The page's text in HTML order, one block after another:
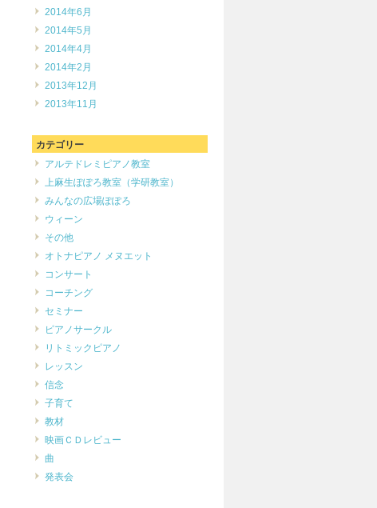
2014年6月
2014年5月
2014年4月
2014年2月
2013年12月
2013年11月
カテゴリー
アルテドレミピアノ教室
上麻生ぽぽろ教室（学研教室）
みんなの広場ぽぽろ
ウィーン
その他
オトナピアノ メヌエット
コンサート
コーチング
セミナー
ピアノサークル
リトミックピアノ
レッスン
信念
子育て
教材
映画ＣＤレビュー
曲
発表会